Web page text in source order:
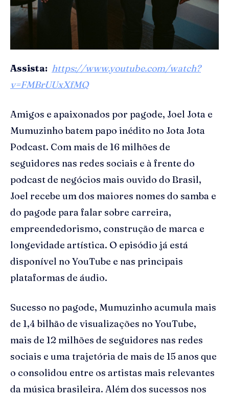
Assista: https://www.youtube.com/watch?
v=FMBrUUxXfMQ
Amigos e apaixonados por pagode, Joel Jota e
Mumuzinho batem papo inédito no Jota Jota
Podcast. Com mais de 16 milhões de
seguidores nas redes sociais e à frente do
podcast de negócios mais ouvido do Brasil,
Joel recebe um dos maiores nomes do samba e
do pagode para falar sobre carreira,
empreendedorismo, construção de marca e
longevidade artística. O episódio já está
disponível no YouTube e nas principais
plataformas de áudio.
Sucesso no pagode, Mumuzinho acumula mais
de 1,4 bilhão de visualizações no YouTube,
mais de 12 milhões de seguidores nas redes
sociais e uma trajetória de mais de 15 anos que
o consolidou entre os artistas mais relevantes
da música brasileira. Além dos sucessos nos